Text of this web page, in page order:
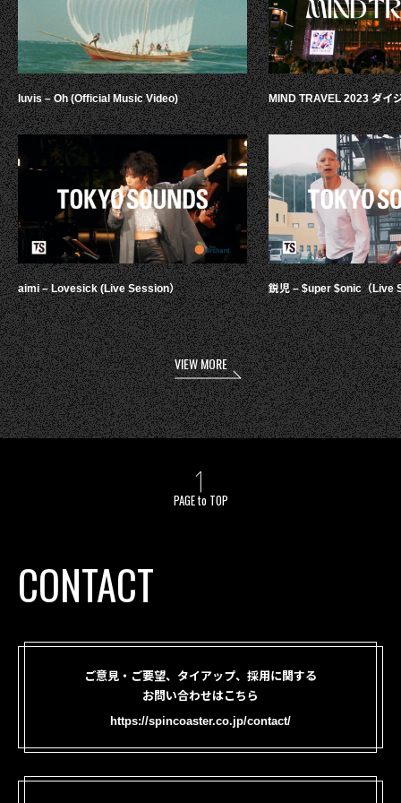
luvis – Oh (Official Music Video)
aimi – Lovesick (Live Session）
MIND TRAVEL 2023 ダイ
鋭児 – $uper $onic（Live
VIEW MORE
PAGE to TOP
CONTACT
ご意見・ご要望、タイアップ、採用に関する
お問い合わせはこちら
https://spincoaster.co.jp/contact/